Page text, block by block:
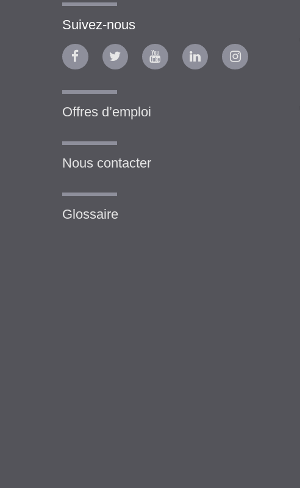
Suivez-nous
Offres d’emploi
Nous contacter
Glossaire